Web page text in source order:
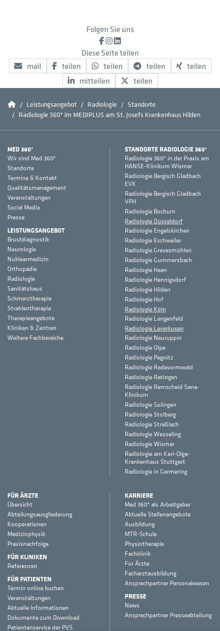
Folgen Sie uns
Facebook
Instagram
LinkedIn
Diese Seite teilen
mail
teilen teilen teilen
teilen
mitteilen
teilen
HomeLeistungsangebot Radiologie
Standorte
Radiologie 360° im MEDIPLUS am St. Josefs Krankenhaus Hilden
MED 360°
Wir sind Med 360°
Standorte
Termine & Kontakt
Qualitätsmanagement
Veranstaltungen
Social Media
Presse
LEISTUNGSANGEBOT
Brustdiagnostik
Neurologie
Nuklearmedizin
Orthopädie
Radiologie
Sanitätshaus
Schmerztherapie
Strahlentherapie
Therapieangebote
Kliniken & Zentren
Weitere Fachbereiche
STANDORTE RADIOLOGIE 360°
Radiologie 360° in der Praxis am
HANSE-Klinikum Wismar
Radiologie Bergisch Gladbach
EVK
Radiologie Bergisch Gladbach
VPH
Radiologie Bochum
Radiologie Düsseldorf
Radiologie Engelskirchen
Radiologie Eschweiler
Radiologie Grevesmühlen
Radiologie Gummersbach
Radiologie Haan
Radiologie Hennigsdorf
Radiologie Hilden
Radiologie Hof
Radiologie Köln
Radiologie Langenfeld
Radiologie Leverkusen
Radiologie Neuruppin
Radiologie Olpe
Radiologie Pegnitz
Radiologie Radevormwald
Radiologie Ratingen
Radiologie Remscheid Sana-
Klinikum
Radiologie Solingen
Radiologie Stolberg
Radiologie Straßlach
Radiologie Wesseling
Radiologie Wismar
Radiologie am Karl-Olga-
Krankenhaus Stuttgart
Radiologie in Germering
FÜR ÄRZTE
Übersicht
Abteilungsausgliederung
Kooperationen
Medizinphysik
Praxisnachfolge
FÜR KLINIKEN
Referenzen
FÜR PATIENTEN
Termin online buchen
Veranstaltungen
Aktuelle Informationen
Dokumente zum Download
Patientenservice der PVS
KARRIERE
Med 360° als Arbeitgeber
Aktuelle Stellenangebote
Ausbildung
MTR-Schule
Physiotherapie
Fachklinik
Für Ärzte
Facharztausbildung
Ansprechpartner Personalwesen
PRESSE
News
Ansprechpartner Presseabteilung